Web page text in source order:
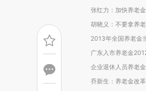
张红力：加快养老
胡晓义：不要拿养
2013年全国养老金
广东入市养老金
企业退休人员养老
乔新生：养老金改